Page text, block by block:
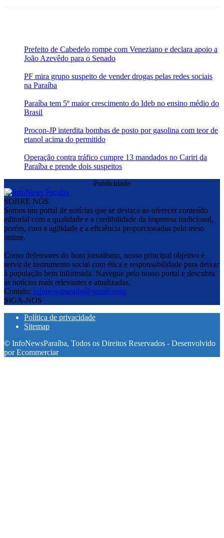
Prefeito de Cabedelo rompe com Veneziano e declara apoio a
João Azevêdo para o Senado
PF mira grupo suspeito de vender drogas pelas redes sociais
na Paraíba
Paraíba tem 5º maior crescimento do Ideb no ensino médio do
Brasil
Procon-JP interdita bombas de posto por gasolina com teor de
etanol acima do permitido
Operação contra tráfico cumpre 13 mandados no Cariri da
Paraíba e prende dois suspeitos
Publicidade
SOBRE NÓS
Somos um portal de notícias que se destaca ao oferecer conteúdo
editorial com a qualidade e a credibilidade da imprensa tradicional,
porém, com a agilidade e a eficiência proporcionadas pelo meio
online.
Como defensores do bom jornalismo, nosso principal objetivo é
servir de instrumento social com ética e responsabilidade para deixar
à população bem informada. Navegue pelo nosso portal e descubra
as notícias mais relevantes e atualizadas.
Contato: infonewsparaiba@gmail.com
SIGA-NOS
Política de privacidade
Sitemap
© InfoNewsParaíba, Todos os Direitos Reservados - Desenvolvido
por Ecommerciar